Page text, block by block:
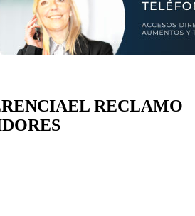
RECLAMO